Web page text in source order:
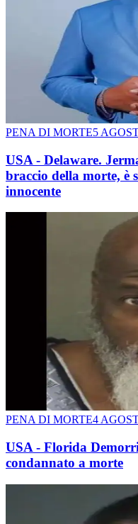
PENA DI MORTE5
USA - Delaware.
braccio della morte, è
innocente
PENA DI MORTE4
USA - Florida
condannato a morte